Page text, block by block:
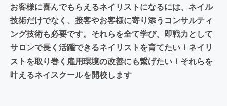
お客様に喜んでもらえるネイリストになるには、ネイル
技術だけでなく、接客やお客様に寄り添うコンサルティ
ング技術も必要です。それらを全て学び、即戦力として
サロンで長く活躍できるネイリストを育てたい！ネイリ
ストを取り巻く雇用環境の改善にも繋げたい！それらを
叶えるネイスクールを開校します